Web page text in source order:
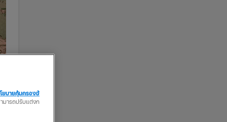
ยบายคุ้มครองข้
มารถปรับแต่งก